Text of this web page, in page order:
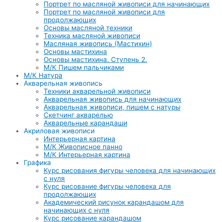
Портрет по масляной живописи для начинающих
Портрет по масляной живописи для
продолжающих
Основы масляной техники
Техника масляной живописи
Масляная живопись (Мастихин)
Основы мастихина
Основы мастихина. Ступень 2.
М/К Пишем пальчиками
М/К Натура
Акварельная живопись
Техники акварельной живописи
Акварельная живопись для начинающих
Акварельная живописи, пишем с натуры
Скетчинг акварелью
Акварельные карандаши
Акриловая живописи
Интерьерная картина
М/К Живописное панно
М/К Интерьерная картина
Графика
Курс рисования фигуры человека для начинающих
с нуля
Курс рисование фигуры человека для
продолжающих
Академический рисунок карандашом для
начинающих с нуля
Курс рисование карандашом